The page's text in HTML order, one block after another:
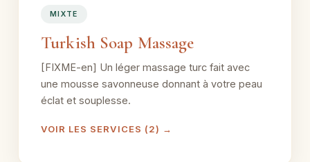
MIXTE
Turkish Soap Massage
[FIXME-en] Un léger massage turc fait avec
une mousse savonneuse donnant à votre peau
éclat et souplesse.
VOIR LES SERVICES (2) →